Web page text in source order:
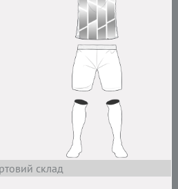
склад